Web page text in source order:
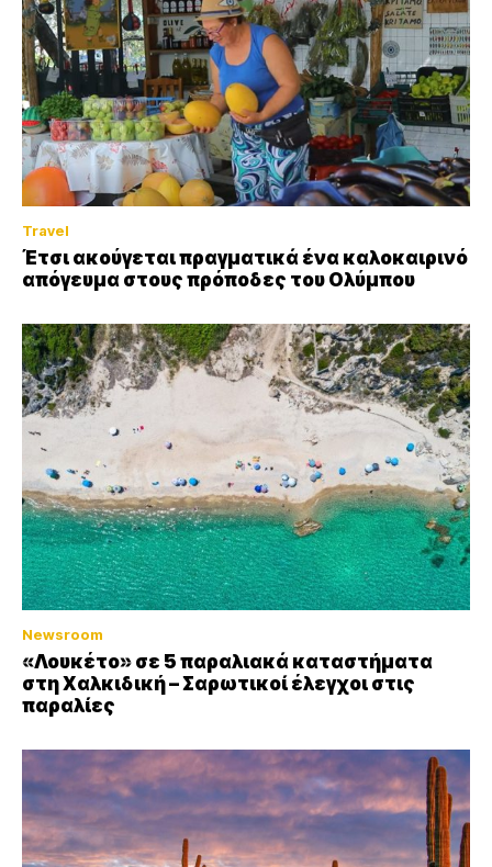
Travel
Έτσι ακούγεται πραγματικά ένα καλοκαιρινό
απόγευμα στους πρόποδες του Ολύμπου
Newsroom
«Λουκέτο» σε 5 παραλιακά καταστήματα
στη Χαλκιδική – Σαρωτικοί έλεγχοι στις
παραλίες